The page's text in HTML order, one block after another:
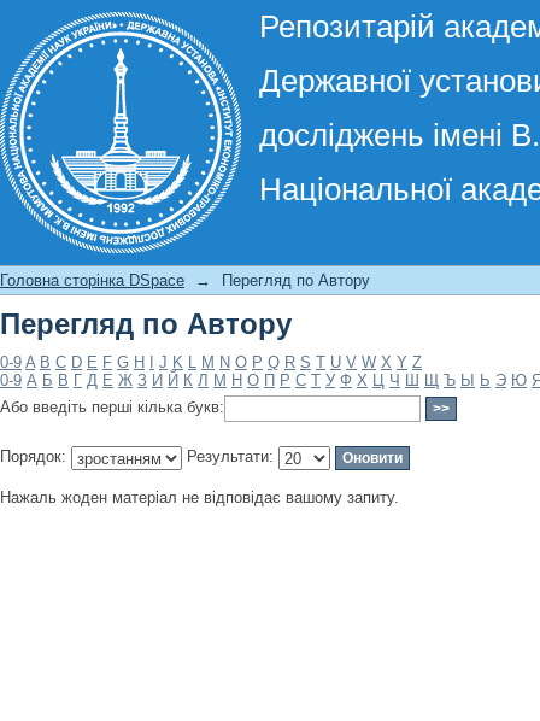
Репозитарій
Державної
досліджень імені
Національної
Перегляд по Автору
Головна сторінка DSpace → Перегляд по Автору
Перегляд по Автору
0-9 A B C D E F G H J K L M N O P Q R S T U V W X Y Z
0-9 А Б В Г Д Е Ж З И Й К Л М Н О П Р С Т У Ф Х Ц Ч Ш Щ Ъ Ы Ь Э Ю
Або введіть перші кілька букв:
Порядок: Результати:
Нажаль жоден матеріал не відповідає вашому запиту.